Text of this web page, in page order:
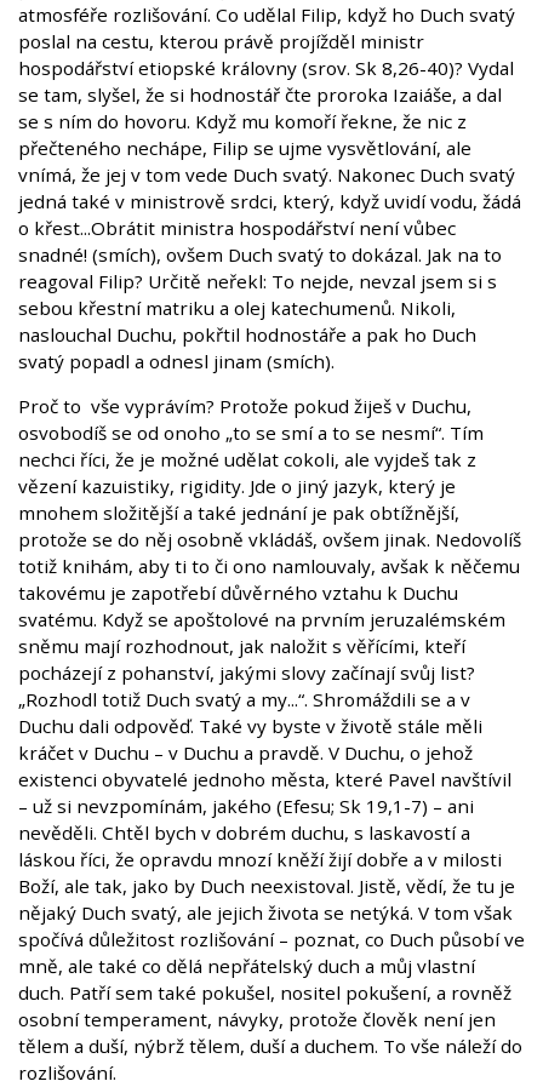
atmosféře rozlišování. Co udělal Filip, když ho Duch svatý
poslal na cestu, kterou právě projížděl ministr
hospodářství etiopské královny (srov. Sk 8,26-40)? Vydal
se tam, slyšel, že si hodnostář čte proroka Izaiáše, a dal
se s ním do hovoru. Když mu komoří řekne, že nic z
přečteného nechápe, Filip se ujme vysvětlování, ale
vnímá, že jej v tom vede Duch svatý. Nakonec Duch svatý
jedná také v ministrově srdci, který, když uvidí vodu, žádá
o křest...Obrátit ministra hospodářství není vůbec
snadné! (smích), ovšem Duch svatý to dokázal. Jak na to
reagoval Filip? Určitě neřekl: To nejde, nevzal jsem si s
sebou křestní matriku a olej katechumenů. Nikoli,
naslouchal Duchu, pokřtil hodnostáře a pak ho Duch
svatý popadl a odnesl jinam (smích).
Proč to vše vyprávím? Protože pokud žiješ v Duchu,
osvobodíš se od onoho „to se smí a to se nesmí“. Tím
nechci říci, že je možné udělat cokoli, ale vyjdeš tak z
vězení kazuistiky, rigidity. Jde o jiný jazyk, který je
mnohem složitější a také jednání je pak obtížnější,
protože se do něj osobně vkládáš, ovšem jinak. Nedovolíš
totiž knihám, aby ti to či ono namlouvaly, avšak k něčemu
takovému je zapotřebí důvěrného vztahu k Duchu
svatému. Když se apoštolové na prvním jeruzalémském
sněmu mají rozhodnout, jak naložit s věřícími, kteří
pocházejí z pohanství, jakými slovy začínají svůj list?
„Rozhodl totiž Duch svatý a my...“. Shromáždili se a v
Duchu dali odpověď. Také vy byste v životě stále měli
kráčet v Duchu – v Duchu a pravdě. V Duchu, o jehož
existenci obyvatelé jednoho města, které Pavel navštívil
– už si nevzpomínám, jakého (Efesu; Sk 19,1-7) – ani
nevěděli. Chtěl bych v dobrém duchu, s laskavostí a
láskou říci, že opravdu mnozí kněží žijí dobře a v milosti
Boží, ale tak, jako by Duch neexistoval. Jistě, vědí, že tu je
nějaký Duch svatý, ale jejich života se netýká. V tom však
spočívá důležitost rozlišování – poznat, co Duch působí ve
mně, ale také co dělá nepřátelský duch a můj vlastní
duch. Patří sem také pokušel, nositel pokušení, a rovněž
osobní temperament, návyky, protože člověk není jen
tělem a duší, nýbrž tělem, duší a duchem. To vše náleží do
rozlišování.